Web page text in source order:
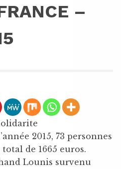
–
2015, 73 personnes
de 1665 euros.
Lounis survenu